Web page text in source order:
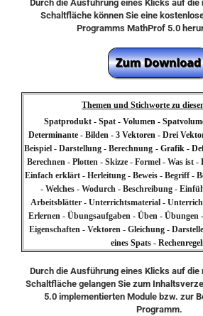
Durch die Ausführung eines Klicks auf die
Schaltfläche können Sie eine
Programms MathProf 5.0
Themen und Stichworte zu
Spatprodukt - Spat - Volumen -
Determinante - Bilden - 3 Vektoren - Drei
Beispiel - Darstellung - Berechnung - Grafik -
Berechnen - Plotten - Skizze - Formel - Was ist
Einfach erklärt - Herleitung - Beweis - Begriff -
- Welches - Wodurch - Beschreibung -
Arbeitsblätter - Unterrichtsmaterial -
Erlernen - Übungsaufgaben - Üben - Übungen
Eigenschaften - Vektoren - Gleichung -
eines Spats -
Durch die Ausführung eines Klicks auf die
Schaltfläche gelangen Sie zum
5.0 implementierten Module bzw. zur
Programm.